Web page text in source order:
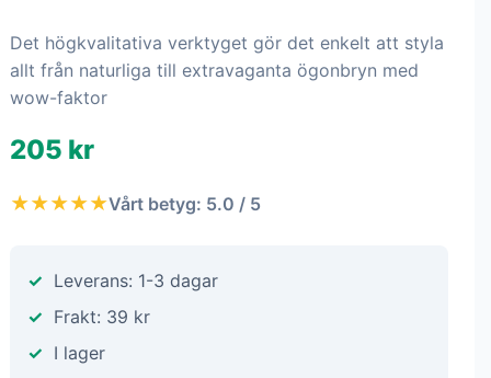
Det högkvalitativa verktyget gör det enkelt att styla
allt från naturliga till extravaganta ögonbryn med
wow-faktor
205 kr
★★★★★Vårt betyg: 5.0 / 5
Leverans: 1-3 dagar
Frakt: 39 kr
I lager